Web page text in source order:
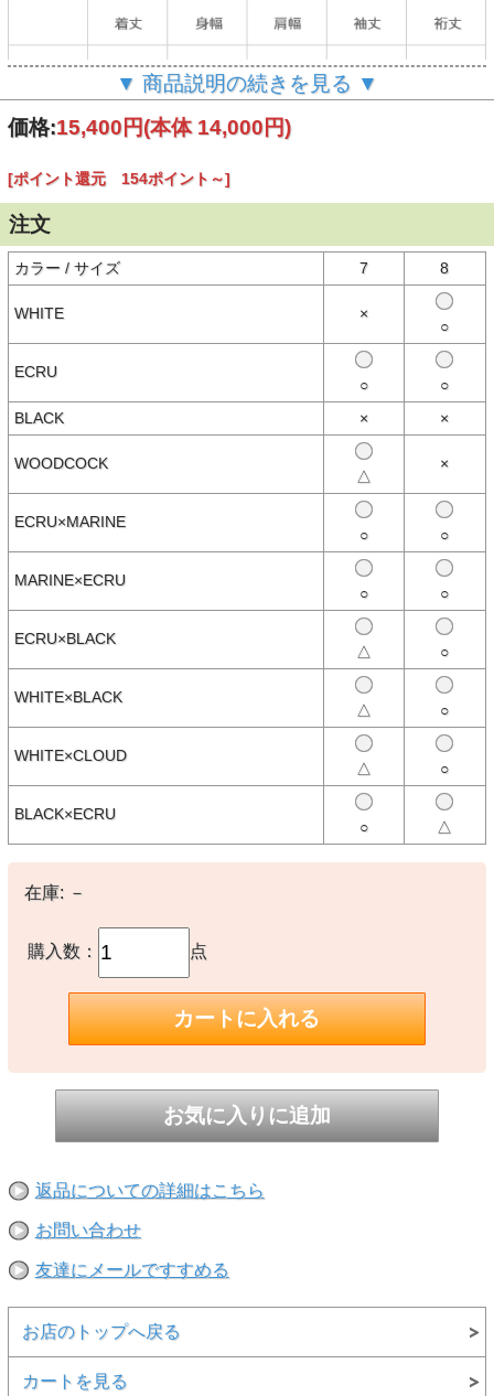
当店の計測方法はこちらをご確認ください。
【商品説明】
＜デザイン＞
- ブランドを代表するスタンダードなフレンチバスクシャツのビッグ
- 船乗りたちに長く親しまれてきた素朴で普遍的なデザイン
- フロント裾に蜂のアイコン
＜素材＞
- オープンエンド(空紡糸)という糸で編まれた軽くて丈夫な生地
- 経年変化を楽しめる素材
- ざっくりとした表面感
【素材】
○本体：綿100％
○フランス製
※この製品は生地の特性上、洗い方や回数にもよりますが、通常の家
庭洗濯で、着丈・身幅共に若干縮みます。 お買い求めの際はサイズ
にご注意ください。
※着用、お取り扱いの際は商品についておりますアテンションタグを
※撮影時の環境やご使用のPCモニター等の環境により実際の色味と
※当店取扱い商品は一部店頭在庫と共有をしております。
ご注文時に「在庫あり」の表示でも、実際は売り違いにより欠品が発
生し、やむをえずご注文をキャンセルさせていただく場合がございま
す。完売や欠品の場合は大変ご迷惑をおかけしますが、予めご了承の
▼ 商品説明の続きを見る ▼
価格:15,400円(本体 14,000円)
[ポイント還元 154ポイント～]
注文
カラー / サイズ 7 8
WHITE
×
○
ECRU
○
○
BLACK
× ×
WOODCOCK
△
×
ECRU×MARINE
○
○
MARINE×ECRU
○
○
ECRU×BLACK
△
○
WHITE×BLACK
△
○
WHITE×CLOUD
△
○
BLACK×ECRU
○
△
在庫: －
購入数： 点
返品についての詳細はこちら
お問い合わせ
友達にメールですすめる
お店のトップへ戻る
カートを見る